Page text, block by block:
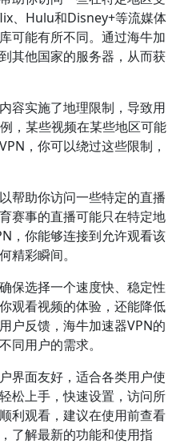
、Hulu和Disney+等流媒体
可能有所不同。通过海牛加
其他国家的服务器，从而获
容实施了地理限制，导致用
，某些视频在某些地区可能
，你可以绕过这些限制，
帮助你访问一些特定的直播
赛事的直播可能只在特定地
，你能够连接到允许观看该
精彩瞬间。
保选择一个速度快、稳定性
观看视频的体验，还能降低
户反馈，海牛加速器VPN的
同用户的需求。
界面友好，适合各类用户使
松上手，快速设置，访问所
利观看，建议在使用前查看
了解最新的功能和使用指